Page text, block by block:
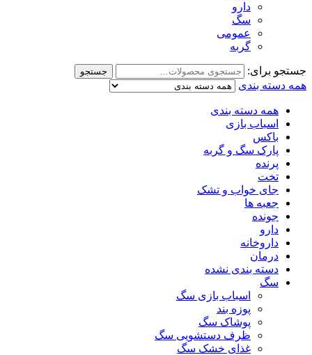
دارو
سگ
عمومی
گربه
جستجو برای: جستجو
همه دسته بندی
همه دسته بندی
اسباب بازی
باکس
پارک سگ و گربه
پرنده
تخت
جای خواب و تشک
جعبه ها
جونده
دارو
داروخانه
درمان
دسته بندی نشده
سگ
اسباب بازی سگ
پوزه بند
پوشاک سگ
ظرف دستشویی سگ
غذای خشک سگ